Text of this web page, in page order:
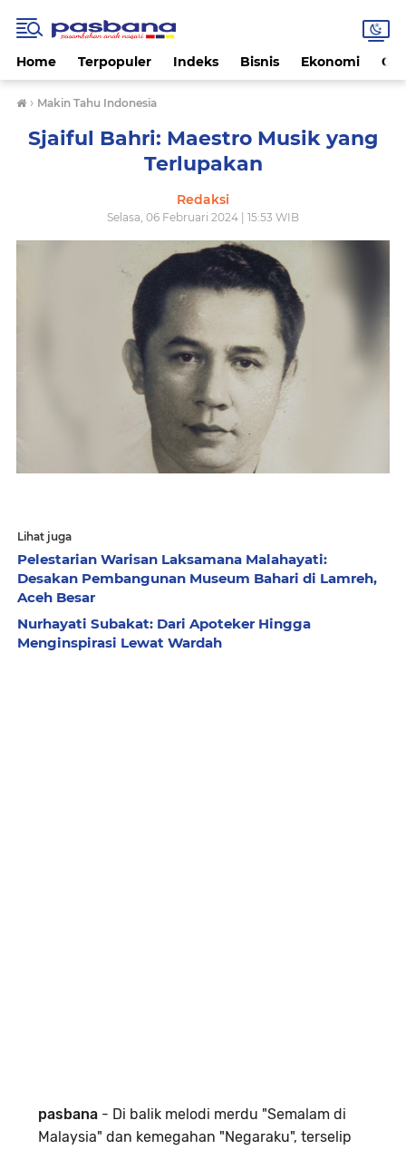
Home Terpopuler Indeks Bisnis Ekonomi
› Makin Tahu Indonesia
Sjaiful Bahri: Maestro Musik yang
Terlupakan
Redaksi
Selasa, 06 Februari 2024 | 15:53 WIB
Lihat juga
Pelestarian Warisan Laksamana Malahayati:
Desakan Pembangunan Museum Bahari di Lamreh,
Aceh Besar
Nurhayati Subakat: Dari Apoteker Hingga
Menginspirasi Lewat Wardah
pasbana - Di balik melodi merdu "Semalam di
Malaysia" dan kemegahan "Negaraku", terselip